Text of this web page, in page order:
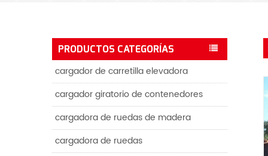
PRODUCTOS CATEGORÍAS
cargador de carretilla elevadora
cargador giratorio de contenedores
cargadora de ruedas de madera
cargadora de ruedas